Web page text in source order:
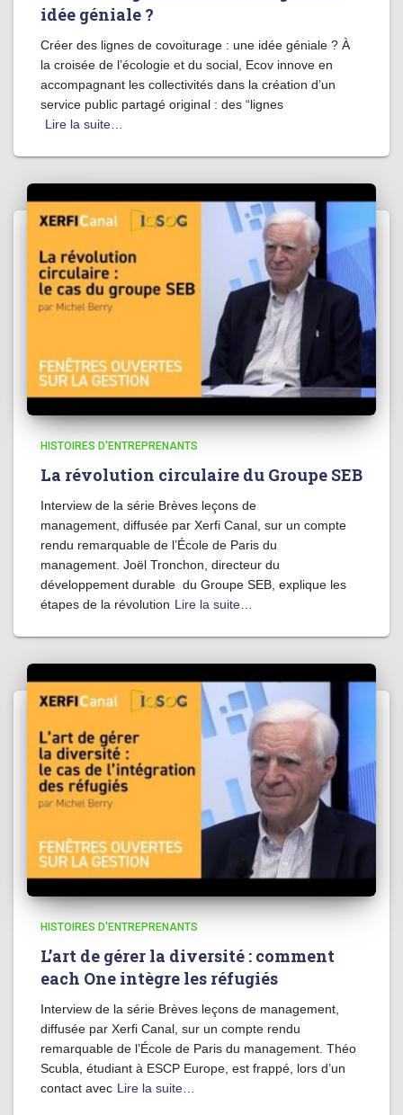
idée géniale ?
Créer des lignes de covoiturage : une idée géniale ? À
la croisée de l’écologie et du social, Ecov innove en
accompagnant les collectivités dans la création d’un
service public partagé original : des “lignes
Lire la suite…
HISTOIRES D'ENTREPRENANTS
La révolution circulaire du Groupe SEB
Interview de la série Brèves leçons de
management, diffusée par Xerfi Canal, sur un compte
rendu remarquable de l’École de Paris du
management. Joël Tronchon, directeur du
développement durable du Groupe SEB, explique les
étapes de la révolution Lire la suite…
HISTOIRES D'ENTREPRENANTS
L’art de gérer la diversité : comment
each One intègre les réfugiés
Interview de la série Brèves leçons de management,
diffusée par Xerfi Canal, sur un compte rendu
remarquable de l’École de Paris du management. Théo
Scubla, étudiant à ESCP Europe, est frappé, lors d’un
contact avec Lire la suite…